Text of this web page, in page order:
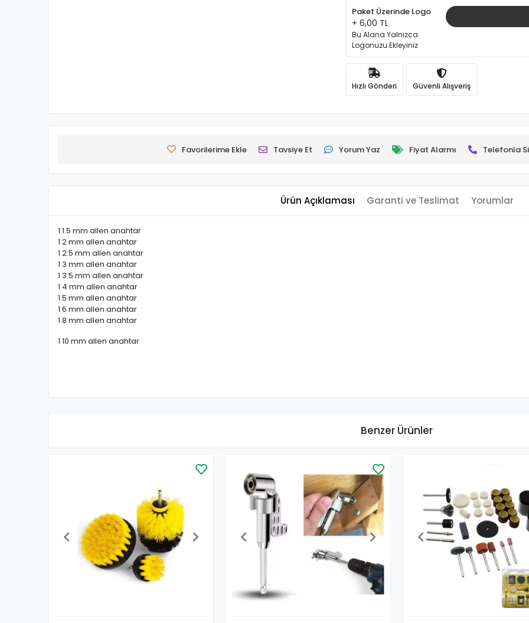
Paket Üzerinde Logo
+ 6,00 TL
Bu Alana Yalnızca
Logonuzu Ekleyiniz
Hızlı Gönderi Güvenli Alışveriş
Favorilerime Ekle Tavsiye Et Yorum Yaz Fiyat Alarmı Telefonla
Ürün Açıklaması Garanti ve Teslimat Yorumlar
1 1.5 mm allen anahtar
1 2 mm allen anahtar
1 2.5 mm allen anahtar
1 3 mm allen anahtar
1 3.5 mm allen anahtar
1 4 mm allen anahtar
1 5 mm allen anahtar
1 6 mm allen anahtar
1 8 mm allen anahtar
1 10 mm allen anahtar
Benzer Ürünler